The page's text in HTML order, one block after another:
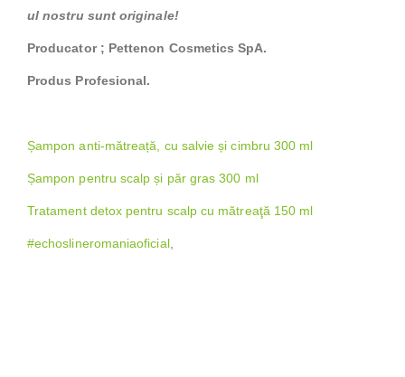
ul nostru sunt originale!
Producator ; Pettenon Cosmetics SpA.
Produs Profesional.
Șampon anti-mătreață, cu salvie și cimbru 300 ml
Șampon pentru scalp și păr gras 300 ml
Tratament detox pentru scalp cu mătreaţă 150 ml
#echoslineromaniaoficial,